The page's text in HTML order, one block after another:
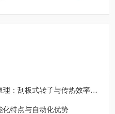
：刮板式转子与传热效率分析
化特点与自动化优势